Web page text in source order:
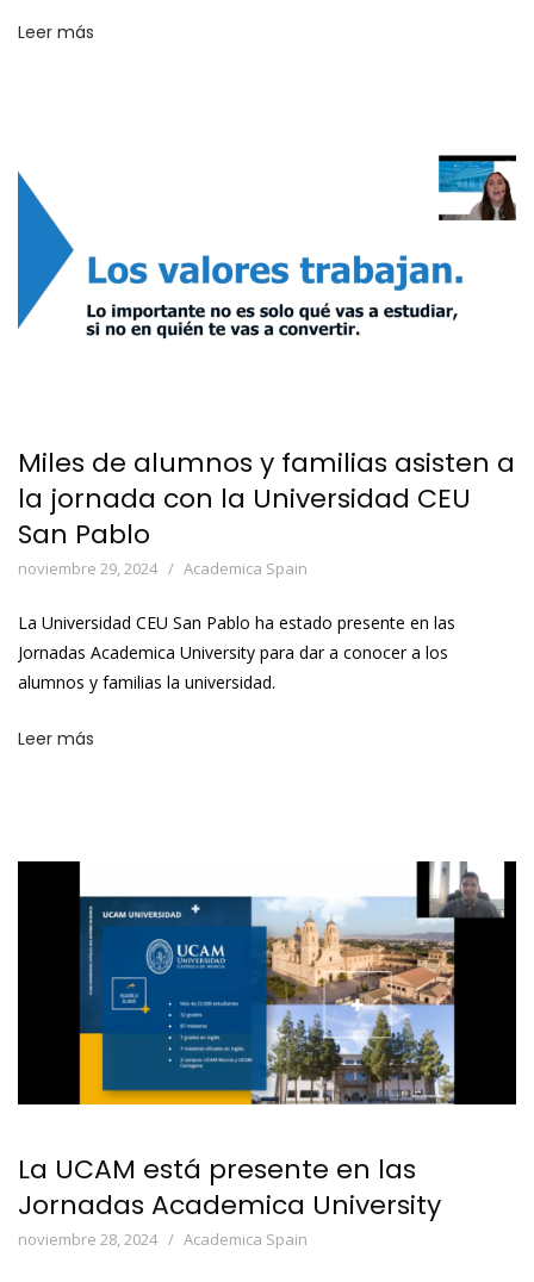
Leer más
Miles de alumnos y familias asisten a
la jornada con la Universidad CEU
San Pablo
noviembre 29, 2024 Academica Spain
La Universidad CEU San Pablo ha estado presente en las
Jornadas Academica University para dar a conocer a los
alumnos y familias la universidad.
Leer más
La UCAM está presente en las
Jornadas Academica University
noviembre 28, 2024 Academica Spain